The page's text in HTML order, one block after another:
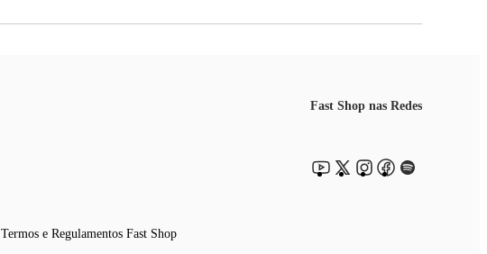
Termos e Regulamentos Fast Shop
Fast Shop nas Redes